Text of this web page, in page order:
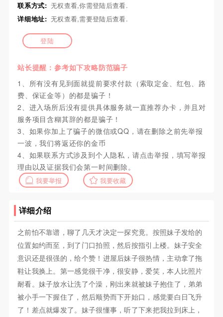
联系方式: 无权查看,你需登陆后查看.
详细地址: 无权查看,需要登陆后查看.
登陆
站长提醒：参考如下攻略防范骗子
1、所有没有见到面就提前要求付款（索取定金、红包、路
费、保证金等）的都是骗子！
2、进入场所后没有提供具体服务就一直推荐办卡，并且对
服务项目含糊其辞的都是骗子！
3、如果你加上了骗子的微信或QQ，请在删除之前先举报
一波，我们将返还你的金币
4、如果联系方式涉及到个人隐私，请点击举报，填写举报
理由以及证据我们会第一时间删除。
我要举报 我要收藏
详细介绍
之前怕不靠谱，聊了几天才决定一探究竟。按照妹子发给的
位置如约而至，到了门口拍照，然后按指引上楼。妹子安全
意识还是很强的，给个赞！进屋后妹子很热情，主动拿了拖
鞋让我换上。第一感觉很干净，很安静，爱笑，本人比照片
耐看。妹子放水让洗了个澡，刚出来就被妹子抱住了，弟弟
被小手一下握住了，然后顺势而下开始口，感觉要白日飞升
了！差点就爆发了。妹子很懂事，听了下来把我拉到床上，